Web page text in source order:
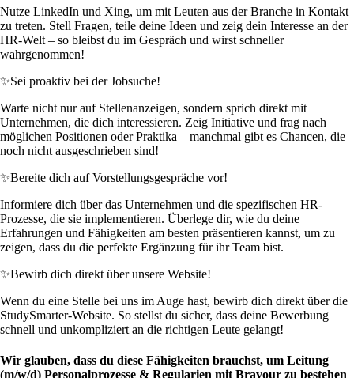
Nutze LinkedIn und Xing, um mit Leuten aus der Branche in Kontakt
zu treten. Stell Fragen, teile deine Ideen und zeig dein Interesse an der
HR-Welt – so bleibst du im Gespräch und wirst schneller
wahrgenommen!
✨Sei proaktiv bei der Jobsuche!
Warte nicht nur auf Stellenanzeigen, sondern sprich direkt mit
Unternehmen, die dich interessieren. Zeig Initiative und frag nach
möglichen Positionen oder Praktika – manchmal gibt es Chancen, die
noch nicht ausgeschrieben sind!
✨Bereite dich auf Vorstellungsgespräche vor!
Informiere dich über das Unternehmen und die spezifischen HR-
Prozesse, die sie implementieren. Überlege dir, wie du deine
Erfahrungen und Fähigkeiten am besten präsentieren kannst, um zu
zeigen, dass du die perfekte Ergänzung für ihr Team bist.
✨Bewirb dich direkt über unsere Website!
Wenn du eine Stelle bei uns im Auge hast, bewirb dich direkt über die
StudySmarter-Website. So stellst du sicher, dass deine Bewerbung
schnell und unkompliziert an die richtigen Leute gelangt!
Wir glauben, dass du diese Fähigkeiten brauchst, um Leitung
(m/w/d) Personalprozesse & Regularien mit Bravour zu bestehen